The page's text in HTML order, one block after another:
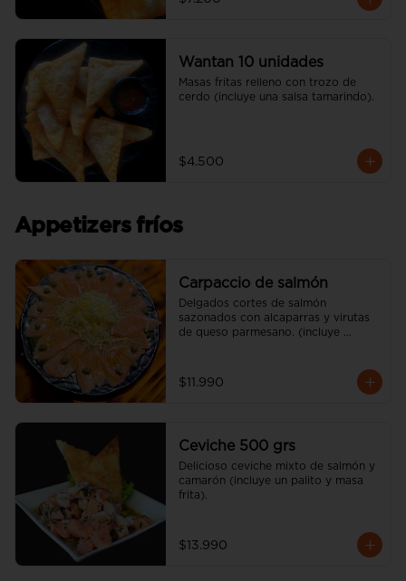
Wantan 10 unidades
Masas fritas relleno con trozo de
cerdo (incluye una salsa tamarindo).
$4.500
Appetizers fríos
Carpaccio de salmón
Delgados cortes de salmón
sazonados con alcaparras y virutas
de queso parmesano. (incluye
$11.990
Ceviche 500 grs
Delicioso ceviche mixto de salmón y
camarón (incluye un palito y masa
frita).
$13.990